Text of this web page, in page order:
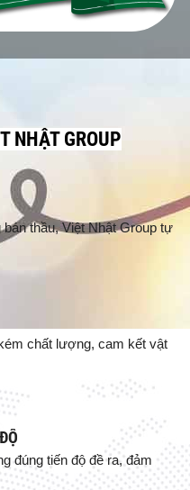
NHẬT GROUP
thầu, Việt Nhật Group tự
chất lượng, cam kết vật
đúng tiến độ đề ra, đảm